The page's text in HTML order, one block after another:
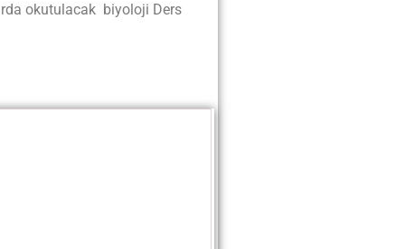
okutulacak biyoloji Ders